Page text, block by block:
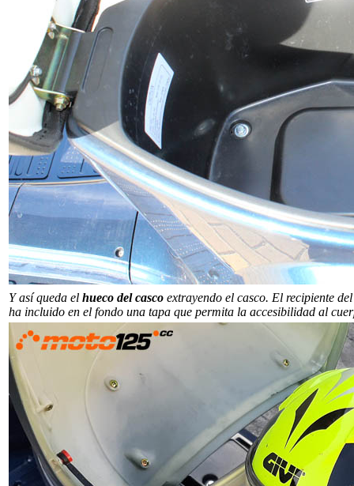
Y así queda el hueco del casco extrayendo el casco. El recipiente
ha incluido en el fondo una tapa que permita la accesibilidad al